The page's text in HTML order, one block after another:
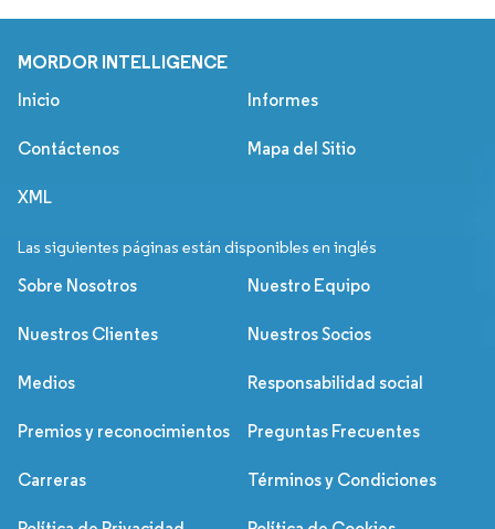
MORDOR INTELLIGENCE
Inicio Informes
Contáctenos Mapa del Sitio
XML
Las siguientes páginas están disponibles en inglés
Sobre Nosotros Nuestro Equipo
Nuestros Clientes Nuestros Socios
Medios Responsabilidad social
Premios y reconocimientos Preguntas Frecuentes
Carreras Términos y Condiciones